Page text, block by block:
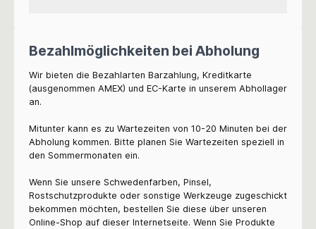
Bezahlmöglichkeiten bei Abholung
Wir bieten die Bezahlarten Barzahlung, Kreditkarte
(ausgenommen AMEX) und EC-Karte in unserem Abhollager
an.
Mitunter kann es zu Wartezeiten von 10-20 Minuten bei der
Abholung kommen. Bitte planen Sie Wartezeiten speziell in
den Sommermonaten ein.
Wenn Sie unsere Schwedenfarben, Pinsel,
Rostschutzprodukte oder sonstige Werkzeuge zugeschickt
bekommen möchten, bestellen Sie diese über unseren
Online-Shop auf dieser Internetseite. Wenn Sie Produkte